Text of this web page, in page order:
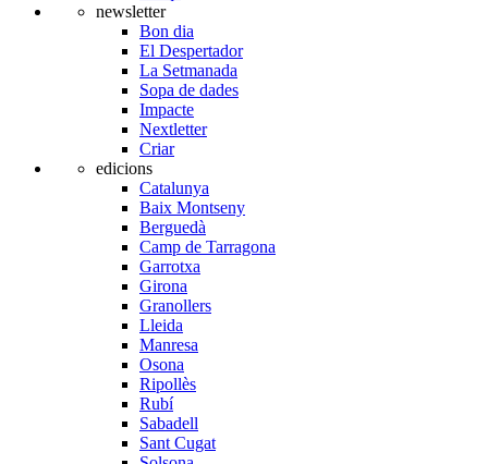
newsletter
Bon dia
El Despertador
La Setmanada
Sopa de dades
Impacte
Nextletter
Criar
edicions
Catalunya
Baix Montseny
Berguedà
Camp de Tarragona
Garrotxa
Girona
Granollers
Lleida
Manresa
Osona
Ripollès
Rubí
Sabadell
Sant Cugat